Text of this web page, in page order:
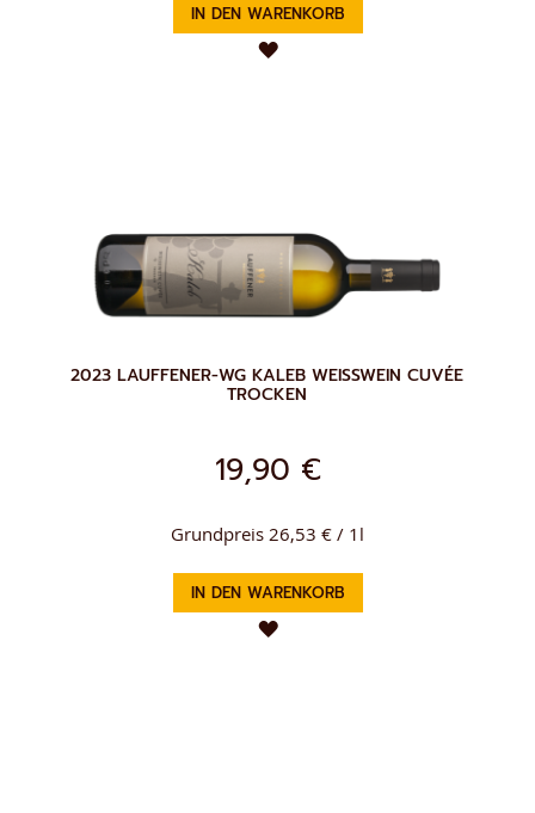
IN DEN WARENKORB
ZUR
2023 LAUFFENER-WG KALEB WEISSWEIN CUVÉE T
ROCKEN
19,90 €
Grundpreis 26,53 € / 1l
IN DEN WARENKORB
ZUR